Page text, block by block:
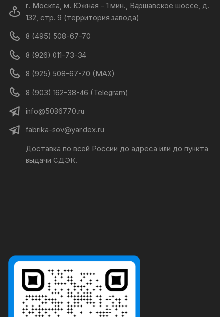
г. Москва, м. Южная - 1 мин., Варшавское шоссе, д.
132, стр. 9 (территория завода)
8 (495) 508-67-70
8 (926) 011-73-34
8 (925) 508-67-70 (MAX)
8 (903) 162-38-46 (Telegram)
info@5086770.ru
fabrika-sov@yandex.ru
Доставка по всей России до адреса или до пункта
выдачи СДЭК.